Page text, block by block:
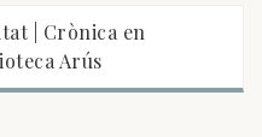
| Crònica en
Arús